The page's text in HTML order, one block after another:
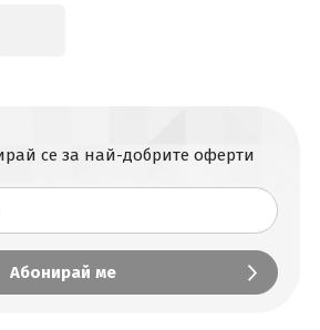
се за най-добрите оферти